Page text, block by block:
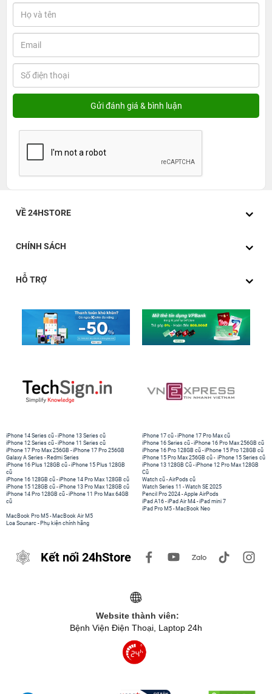
VỀ 24HSTORE
CHÍNH SÁCH
HỖ TRỢ
iPhone 14 Series cũ -iPhone 13 Series cũ
iPhone 12 Series cũ -iPhone 11 Series cũ
iPhone 17 Pro Max 256GB -iPhone 17 Pro 256GB
Galaxy A Series - Redmi Series
iPhone 17 cũ -iPhone 17 Pro Max cũ
iPhone 16 Series cũ - iPhone 16 Pro Max 256GB cũ
iPhone 16 Pro 128GB cũ -iPhone 15 Pro 128GB cũ
iPhone 15 Pro Max 256GB cũ - iPhone 15 Series cũ
iPhone 16 Plus 128GB cũ -iPhone 15 Plus 128GB
cũ
iPhone 16 128GB cũ -iPhone 14 Pro Max 128GB cũ
iPhone 15 128GB cũ -iPhone 13 Pro Max 128GB cũ
iPhone 14 Pro 128GB cũ -iPhone 11 Pro Max 64GB
cũ
iPhone 13 128GB Cũ -iPhone 12 Pro Max 128GB
Cũ
Watch cũ -AirPods cũ
Watch Series 11 -Watch SE 2025
Pencil Pro 2024 -Apple AirPods
iPad A16 -iPad Air M4 -iPad mini 7
iPad Pro M5 - MacBook Neo
MacBook Pro M5 - MacBook Air M5
Loa Sounarc - Phụ kiện chính hãng
Kết nối 24hStore
Website thành viên:
Bệnh Viện Điện Thoại, Laptop 24h